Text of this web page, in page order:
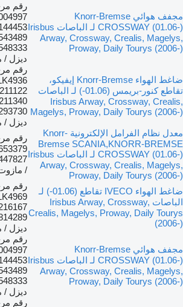
مجفف هوائي Knorr-Bremse
CROSSWAY (01.06-) لـ الباصات Irisbus
Arway, Crossway, Crealis, Magelys,
Proway, Daily Tourys (2006-)
ديزل /
ضاغط الهواء Knorr-Bremse إيفيكو،
تقاطع كنور-بريمس (01.06-) لـ الباصات
Irisbus Arway, Crossway, Crealis,
Magelys, Proway, Daily Tourys (2006-)
رقم
ديزل /
معدل نظام الفرامل الإلكترونية Knorr-
Bremse SCANIA,KNORR-BREMSE
CROSSWAY (01.06-) لـ الباصات Irisbus
Arway, Crossway, Crealis, Magelys,
Proway, Daily Tourys (2006-)
رقم
/
ضاغط الهواء IVECO تقاطع (01.06-) لـ
الباصات Irisbus Arway, Crossway,
Crealis, Magelys, Proway, Daily Tourys
(2006-)
رقم
ديزل /
مجفف هوائي Knorr-Bremse
CROSSWAY (01.06-) لـ الباصات Irisbus
Arway, Crossway, Crealis, Magelys,
Proway, Daily Tourys (2006-)
ديزل /